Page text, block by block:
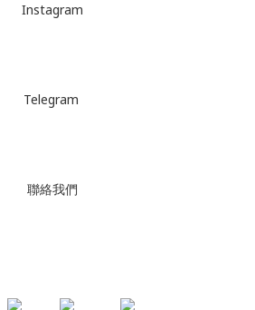
Instagram
Telegram
聯絡我們